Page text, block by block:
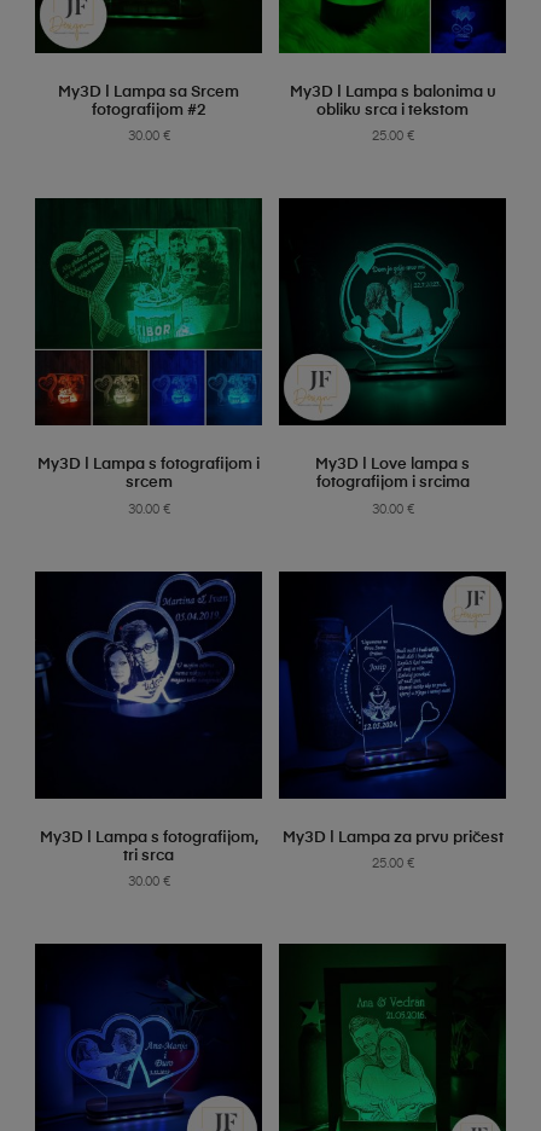
SELECT OPTIONS
My3D | Lampa sa Srcem
fotografijom #2
30.00 €
SELECT OPTIONS
My3D | Lampa s balonima u
obliku srca i tekstom
25.00 €
SELECT OPTIONS
My3D | Lampa s fotografijom i
srcem
30.00 €
SELECT OPTIONS
My3D | Love lampa s
fotografijom i srcima
30.00 €
SELECT OPTIONS
My3D | Lampa s fotografijom,
tri srca
30.00 €
SELECT OPTIONS
My3D | Lampa za prvu pričest
25.00 €